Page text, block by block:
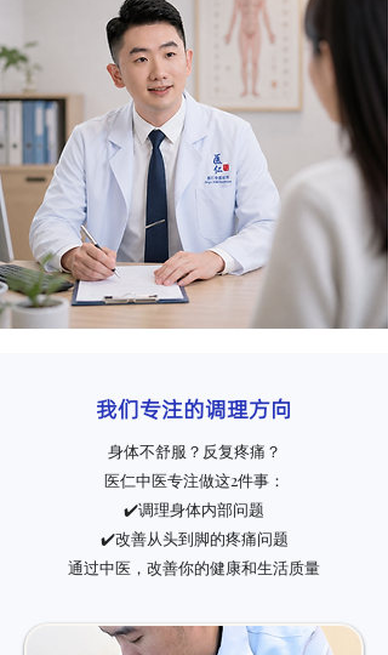
我们专注的调理方向
身体不舒服？反复疼痛？​
医仁中医专注做这2件事：
✔️调理身体内部问题
✔️改善从头到脚的疼痛问题
​通过中医，改善你的健康和生活质量